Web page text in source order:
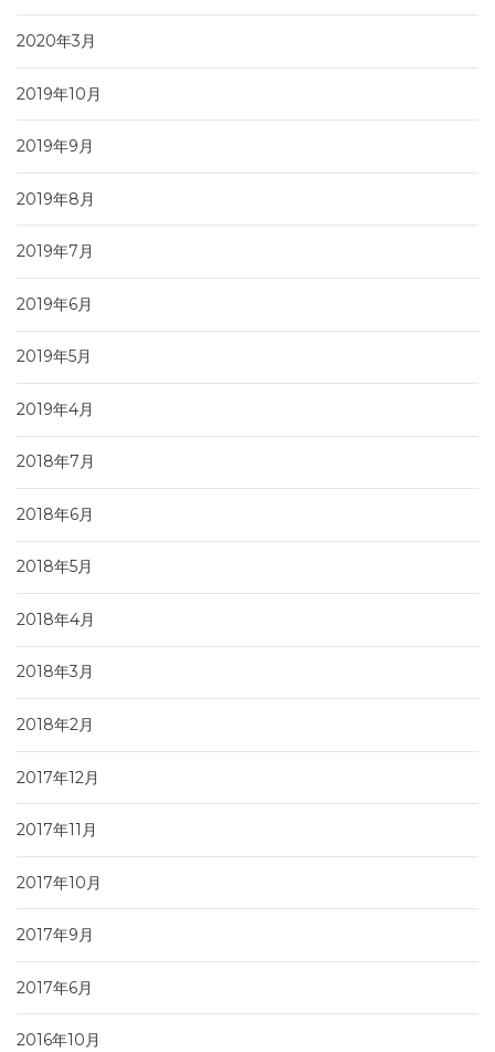
2020年3月
2019年10月
2019年9月
2019年8月
2019年7月
2019年6月
2019年5月
2019年4月
2018年7月
2018年6月
2018年5月
2018年4月
2018年3月
2018年2月
2017年12月
2017年11月
2017年10月
2017年9月
2017年6月
2016年10月